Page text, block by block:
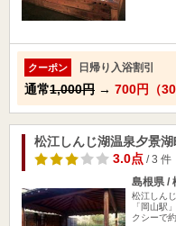
クーポン 日帰り入浴割引
通常1,000円 → 700円（
松江しんじ湖温泉夕景湖
3.0点/ 3 件
島根県 /
松江しん
「岡山駅
クシーで